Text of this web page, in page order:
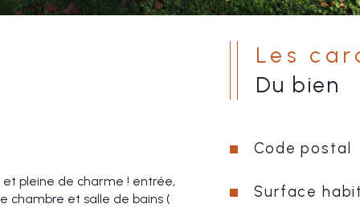
pleine de charme ! entrée,
chambre et salle de bains (
Les
du bien
Code postal
Surface